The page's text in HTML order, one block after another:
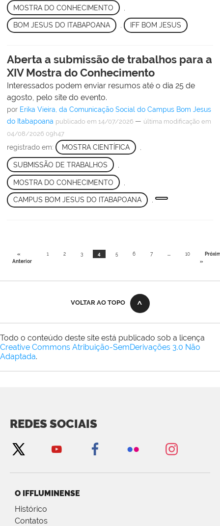
MOSTRA DO CONHECIMENTO
BOM JESUS DO ITABAPOANA , IFF BOM JESUS
Aberta a submissão de trabalhos para a
XIV Mostra do Conhecimento
Interessados podem enviar resumos até o dia 25 de
agosto, pelo site do evento.
por Erika Vieira, da Comunicação Social do Campus Bom Jesus
do Itabapoana publicado em 14/07/2026 — última modificação em
04/08/2026 09h47
registrado em: MOSTRA CIENTÍFICA
SUBMISSÃO DE TRABALHOS
MOSTRA DO CONHECIMENTO
CAMPUS BOM JESUS DO ITABAPOANA ,
«
Anterior
1 2 3 4 5 6 7 ... 10
»
VOLTAR AO TOPO
Todo o conteúdo deste site está publicado sob a licença
Creative Commons Atribuição-SemDerivações 3.0 Não
Adaptada.
REDES SOCIAIS
O IFFLUMINENSE
Histórico
Contatos